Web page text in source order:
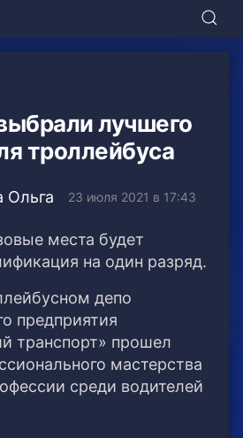
лучшего
троллейбуса
Ольга 23 июля 2021 в 17:43
места будет
на один разряд.
депо
предприятия
транспорт» прошел
мастерства
среди водителей